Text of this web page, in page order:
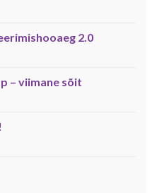
2.0
– viimane sõit